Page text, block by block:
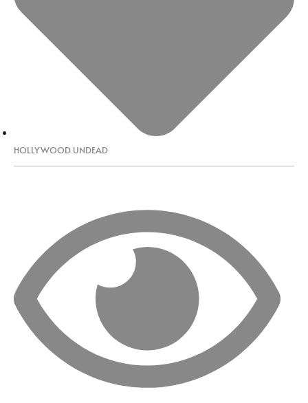
HOLLYWOOD UNDEAD